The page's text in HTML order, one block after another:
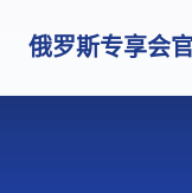
俄罗斯专享会